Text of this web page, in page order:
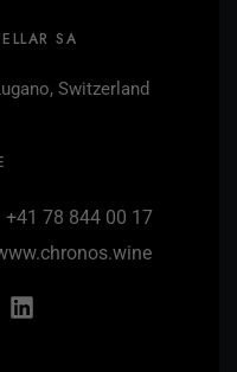
SA
Switzerland
+41 78 844 00 17